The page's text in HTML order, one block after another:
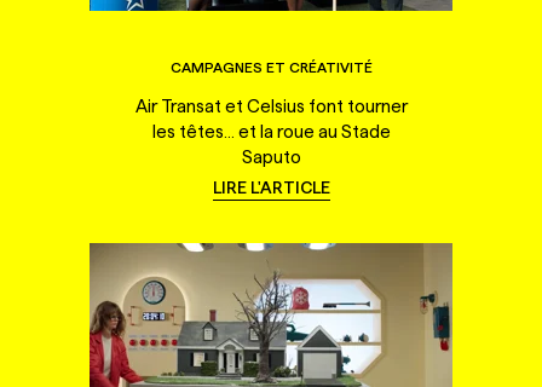
CAMPAGNES ET CRÉATIVITÉ
Air Transat et Celsius font tourner
les têtes... et la roue au Stade
Saputo
LIRE L'ARTICLE